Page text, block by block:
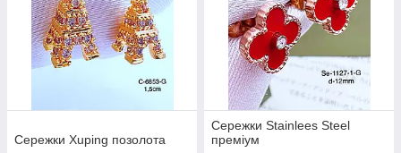
Сережки Xuping позолота
Сережки Stainlees Steel
преміум